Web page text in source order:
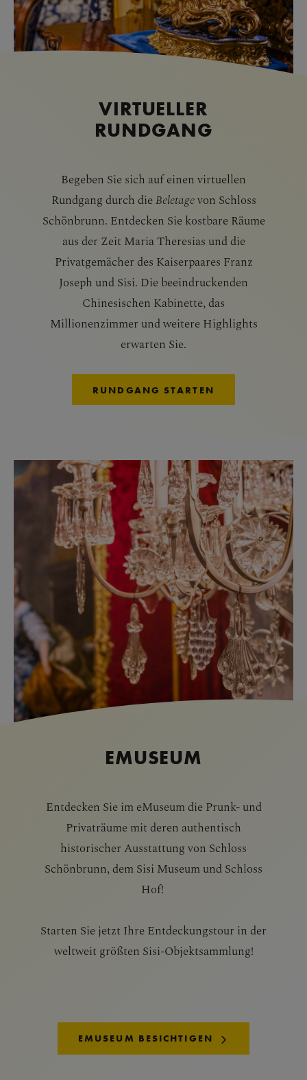
VIRTUELLER
RUNDGANG
Begeben Sie sich auf einen virtuellen
Rundgang durch die Beletagevon Schloss
Schönbrunn. Entdecken Sie kostbare Räume
aus der Zeit Maria Theresias und die
Privatgemächer des Kaiserpaares Franz
Joseph und Sisi. Die beeindruckenden
Chinesischen Kabinette, das
Millionenzimmer und weitere Highlights
erwarten Sie.
RUNDGANG STARTEN
EMUSEUM
Entdecken Sie im eMuseum die Prunk- und
Privaträume mit deren authentisch
historischer Ausstattung von Schloss
Schönbrunn, dem Sisi Museum und Schloss
Hof!
Starten Sie jetzt Ihre Entdeckungstour in der
weltweit größten Sisi-Objektsammlung!
EMUSEUM BESICHTIGEN